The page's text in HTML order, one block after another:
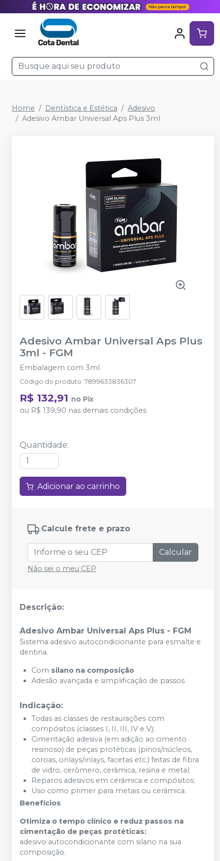
Home Dentística e Estética
Adesivo
Adesivo Ambar Universal Aps Plus 3ml
Adesivo Ambar Universal Aps Plus
3ml - FGM
Embalagem com 3ml.
Código do produto: 7899633836307
R$ 132,91 no Pix
ou R$ 139,90 nas demais condições
Quantidade:
Adicionar ao carrinho
Calcule frete e prazo
Calcular
Não sei o meu CEP
Descrição:
Adesivo Ambar Universal Aps Plus - FGM
Sistema adesivo autocondicionante para esmalte e
dentina.
Com silano na composição
Adesão avançada e simplificação de passos
Indicação:
Todas as classes de restaurações com
compósitos (classes I, II, III, IV e V);
Cimentação adesiva (em adição ao cimento
resinoso) de peças protéticas (pinos/núcleos,
coroas, onlays/inlays, facetas etc.) feitas de fibra
de vidro, cerômero, cerâmica, resina e metal;
Reparos adesivos em cerâmica e compósitos;
Uso como primer para metais ou cerâmica.
Benefícios
Otimiza o tempo clínico e reduz passos na
cimentação de peças protéticas:
adesivo autocondicionante com silano na sua
composição.